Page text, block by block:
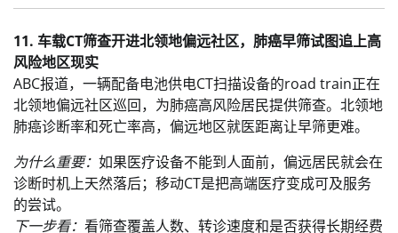
11. 车载CT筛查开进北领地偏远社区，肺癌早筛试图追上高
风险地区现实
ABC报道，一辆配备电池供电CT扫描设备的road train正在
北领地偏远社区巡回，为肺癌高风险居民提供筛查。北领地
肺癌诊断率和死亡率高，偏远地区就医距离让早筛更难。
为什么重要： 如果医疗设备不能到人面前，偏远居民就会在
诊断时机上天然落后；移动CT是把高端医疗变成可及服务
的尝试。
下一步看： 看筛查覆盖人数、转诊速度和是否获得长期经费